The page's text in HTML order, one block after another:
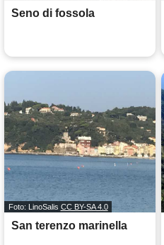
Seno di fossola
Foto: LinoSalis CC BY-SA 4.0
San terenzo marinella